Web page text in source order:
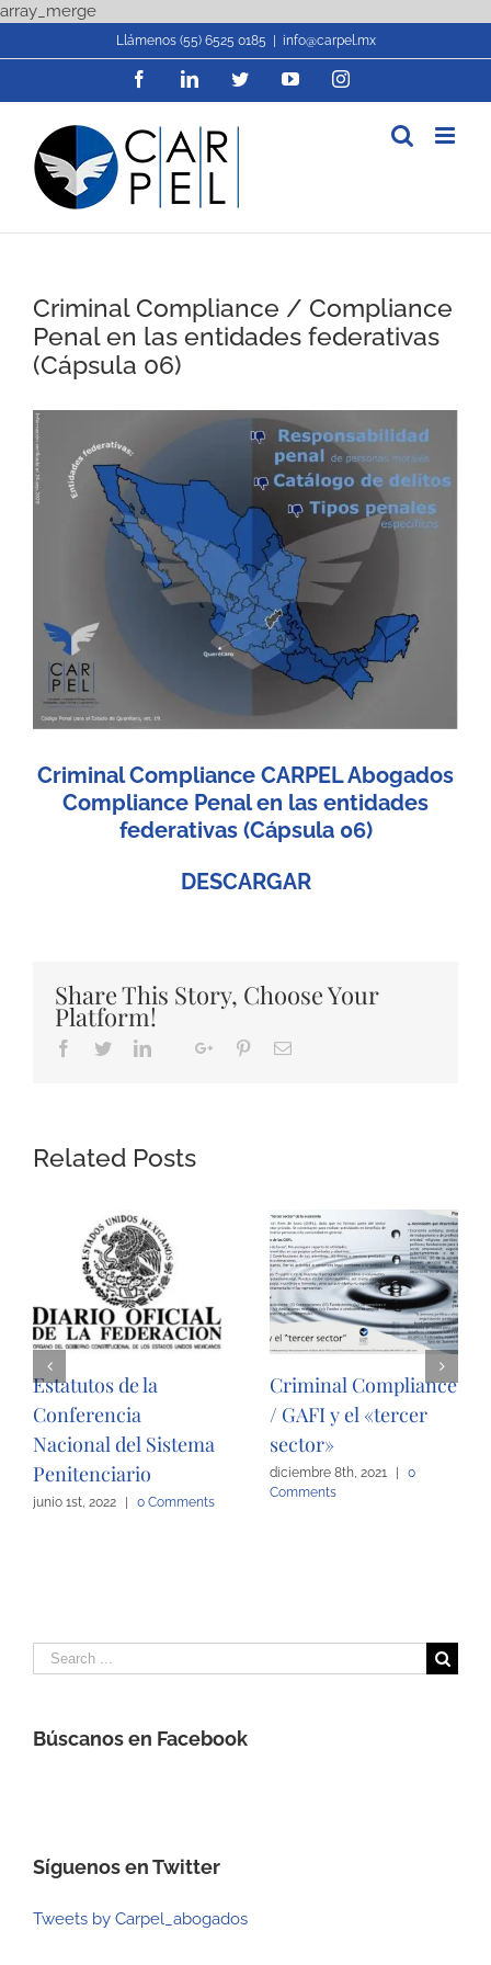
array_mergeSkip
content
Llámenos (55) 6525 0185 info@carpel.mx
FacebookLinkedInTwitterYouTubeInstagram
Criminal Compliance / Compliance
Penal en las entidades federativas
(Cápsula 06)
View
Larger
Image
Criminal Compliance CARPEL Abogados
Compliance Penal en las entidades
federativas (Cápsula 06)
DESCARGAR
Share This Story, Choose Your
Platform!
Facebook
TwitterLinkedInGoogle+PinterestEmail
Related Posts
Estatutos de la
Conferencia
Nacional del Sistema
Penitenciario
junio 1st, 2022 0 Comments
Criminal Compliance
/ GAFI y el «tercer
sector»
diciembre 8th, 2021
0
Comments
Search
for:
Búscanos en Facebook
Síguenos en Twitter
Tweets by Carpel_abogados